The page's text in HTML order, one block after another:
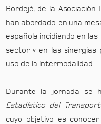
Bordejé, de la Asociación
han abordado en una
española incidiendo en
sector y en las sinergias
uso de la intermodalidad.
Durante la jornada se
Estadístico del
cuyo objetivo es